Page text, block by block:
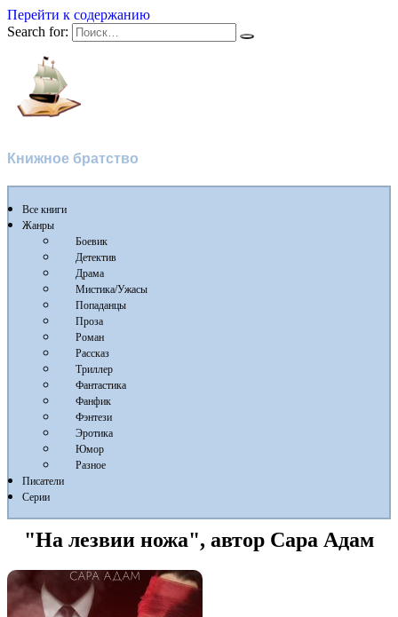
Перейти к содержанию
Search for:
Книжное братство
Все книги
Жанры
Боевик
Детектив
Драма
Мистика/Ужасы
Попаданцы
Проза
Роман
Рассказ
Триллер
Фантастика
Фанфик
Фэнтези
Эротика
Юмор
Разное
Писатели
Серии
"На лезвии ножа", автор Сара Адам